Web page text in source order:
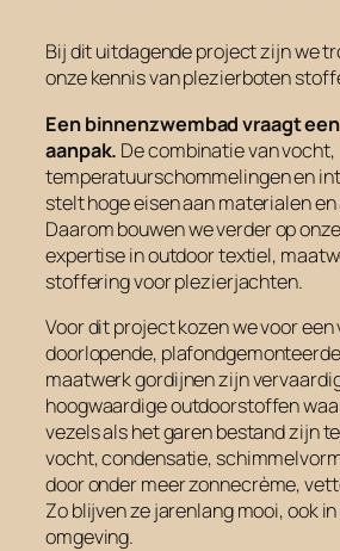
Bij dit uitdagende project zijn we
onze kennis van plezierboten
Een binnenzwembad vraagt
aanpak. De combinatie van vocht,
temperatuurschommelingen en
stelt hoge eisen aan materialen
Daarom bouwen we verder op
expertise in outdoor textiel,
stoffering voor plezierjachten.
Voor dit project kozen we voor een
doorlopende,
maatwerk gordijnen zijn
hoogwaardige outdoorstoffen
vezels als het garen bestand zijn
vocht, condensatie,
door onder meer zonnecrème,
Zo blijven ze jarenlang mooi, ook
omgeving.